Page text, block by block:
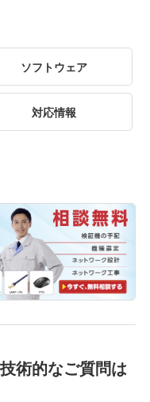
ソフトウェア
対応情報
術的なご質問は